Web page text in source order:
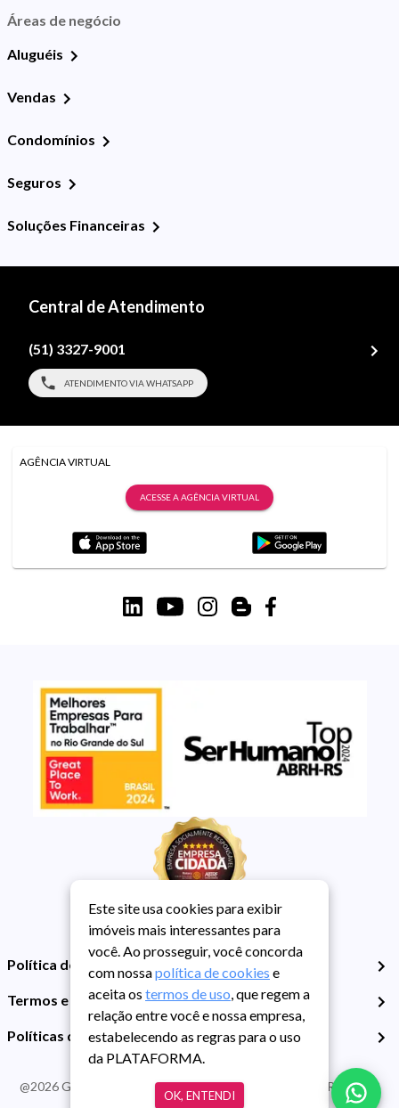
Áreas de negócio
Aluguéis
Vendas
Condomínios
Seguros
Soluções Financeiras
Central de Atendimento
(51) 3327-9001
ATENDIMENTO VIA WHATSAPP
AGÊNCIA VIRTUAL
ACESSE A AGÊNCIA VIRTUAL
Política de Privacidade
Termos e Condições de Uso
Políticas de Cookies
@2026Guarida Imóvel. Todos os direitos reservados. CRECI RS -
413J | CNPJ Guarida: 89.398.606/0001-30
Este site usa cookies para exibir
imóveis mais interessantes para
você. Ao prosseguir, você concorda
com nossapolítica de cookies e
aceita os termos de uso, que regem a
relação entre você e nossa empresa,
estabelecendo as regras para o uso
da PLATAFORMA.
OK, ENTENDI